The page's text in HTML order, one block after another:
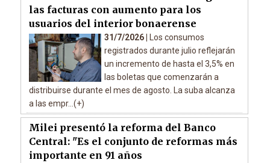
las facturas con aumento para los
usuarios del interior bonaerense
31/7/2026 |
Los consumos
registrados durante julio reflejarán
un incremento de hasta el 3,5% en
las boletas que comenzarán a
distribuirse durante el mes de agosto. La suba alcanza
a las empr...(+)
Milei presentó la reforma del Banco
Central: "Es el conjunto de reformas más
importante en 91 años